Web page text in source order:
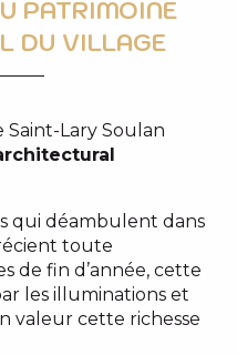
PATRIMOINE
DU VILLAGE
Lary Soulan
qui déambulent dans
toute
de fin d’année, cette
les illuminations et
valeur cette richesse